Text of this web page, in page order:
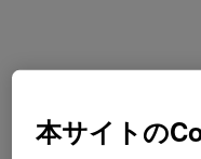
本サイトの